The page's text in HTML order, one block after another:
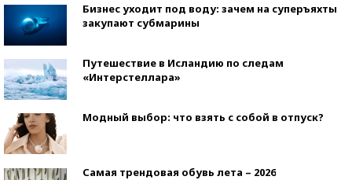
Бизнес уходит под воду: зачем на суперъяхты
закупают субмарины
Путешествие в Исландию по следам
«Интерстеллара»
Модный выбор: что взять с собой в отпуск?
Самая трендовая обувь лета – 2026